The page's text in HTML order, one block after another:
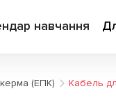
навчання
керма (ЕПК) Кабель